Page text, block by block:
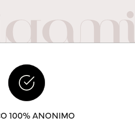
100% ANONIMO